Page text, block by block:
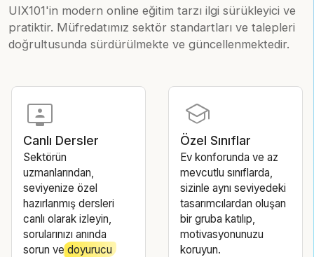
UIX101'in modern online eğitim tarzı ilgi sürükleyici ve
pratiktir. Müfredatımız sektör standartları ve talepleri
doğrultusunda sürdürülmekte ve güncellenmektedir.
tv_signin
Canlı Dersler
Sektörün
uzmanlarından,
seviyenize özel
hazırlanmış dersleri
canlı olarak izleyin,
sorularınızı anında
sorun vedoyurucu
school
Özel Sınıflar
Ev konforunda ve az
mevcutlu sınıflarda,
sizinle aynı seviyedeki
tasarımcılardan oluşan
bir gruba katılıp,
motivasyonunuzu
koruyun.